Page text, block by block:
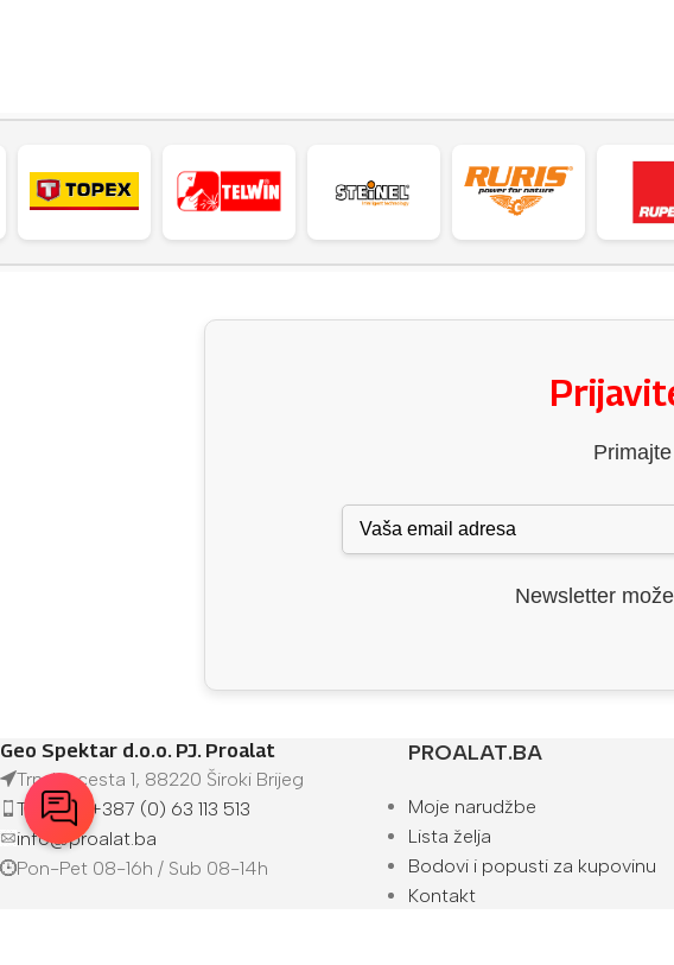
Newsletter
Geo Spektar d.o.o. PJ. Proalat
Trnska cesta 1, 88220 Široki Brijeg
Telefon: +387 (0) 63 113 513
info@proalat.ba
Pon-Pet 08-16h / Sub 08-14h
PROALAT.BA
Moje narudžbe
Lista želja
Bodovi i popusti za kupovinu
Kontakt